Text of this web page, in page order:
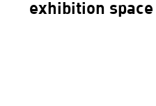
exhibition space